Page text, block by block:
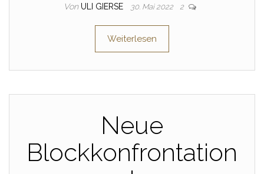
Von ULI GIERSE 30. Mai 2022 2
Weiterlesen
Neue
Blockkonfrontation